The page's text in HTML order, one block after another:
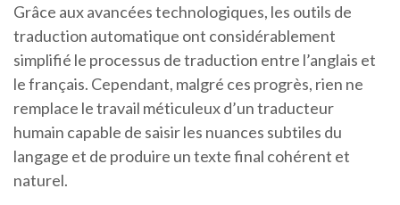
Grâce aux avancées technologiques, les outils de
traduction automatique ont considérablement
simplifié le processus de traduction entre l’anglais et
le français. Cependant, malgré ces progrès, rien ne
remplace le travail méticuleux d’un traducteur
humain capable de saisir les nuances subtiles du
langage et de produire un texte final cohérent et
naturel.